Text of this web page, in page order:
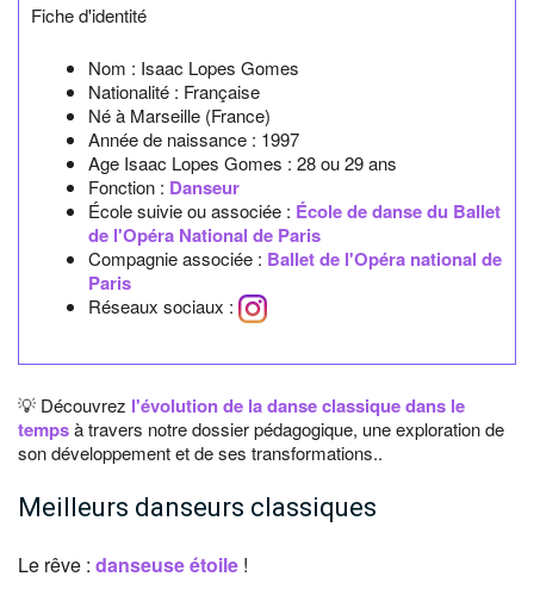
Fiche d'identité
Nom : Isaac Lopes Gomes
Nationalité : Française
Né à Marseille (France)
Année de naissance : 1997
Age Isaac Lopes Gomes : 28 ou 29 ans
Fonction : Danseur
École suivie ou associée : École de danse du Ballet
de l'Opéra National de Paris
Compagnie associée : Ballet de l'Opéra national de
Paris
Réseaux sociaux :
💡 Découvrez l'évolution de la danse classique dans le
tempsà travers notre dossier pédagogique, une exploration de
son développement et de ses transformations..
Meilleurs danseurs classiques
Le rêve : danseuse étoile !